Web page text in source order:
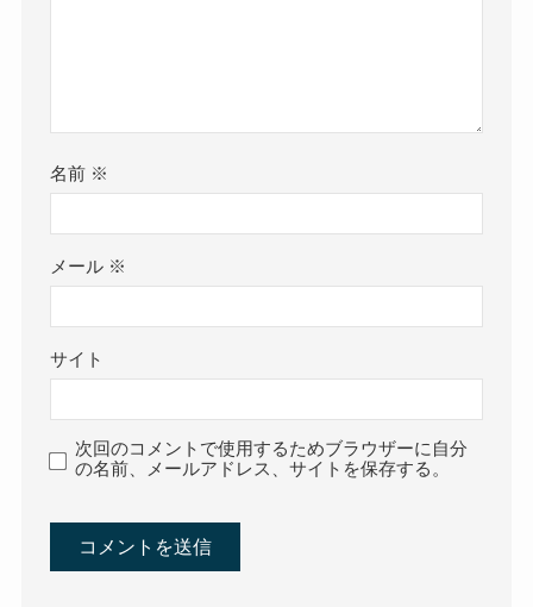
名前 ※
メール ※
サイト
次回のコメントで使用するためブラウザーに自分
の名前、メールアドレス、サイトを保存する。